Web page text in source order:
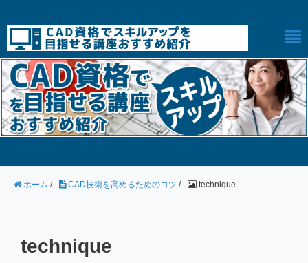
ホーム / CAD技術を高めるためのコツ / technique
technique